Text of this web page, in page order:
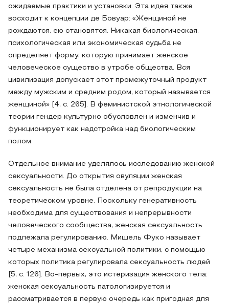
ожидаемые практики и установки. Эта идея также
восходит к концепции де Бовуар: «Женщиной не
рождаются, ею становятся. Никакая биологическая,
психологическая или экономическая судьба не
определяет форму, которую принимает женское
человеческое существо в утробе общества. Вся
цивилизация допускает этот промежуточный продукт
между мужским и средним родом, который называется
женщиной» [4, c. 265]. В феминистской этнологической
теории гендер культурно обусловлен и изменчив и
функционирует как надстройка над биологическим
полом.
Отдельное внимание уделялось исследованию женской
сексуальности. До открытия овуляции женская
сексуальность не была отделена от репродукции на
теоретическом уровне. Поскольку генеративность
необходима для существования и непрерывности
человеческого сообщества, женская сексуальность
подлежала регулированию. Мишель Фуко называет
четыре механизма сексуальной политики, с помощью
которых политика регулировала сексуальность людей
[5, c. 126]. Во-первых, это истеризация женского тела:
женская сексуальность патологизируется и
рассматривается в первую очередь как пригодная для